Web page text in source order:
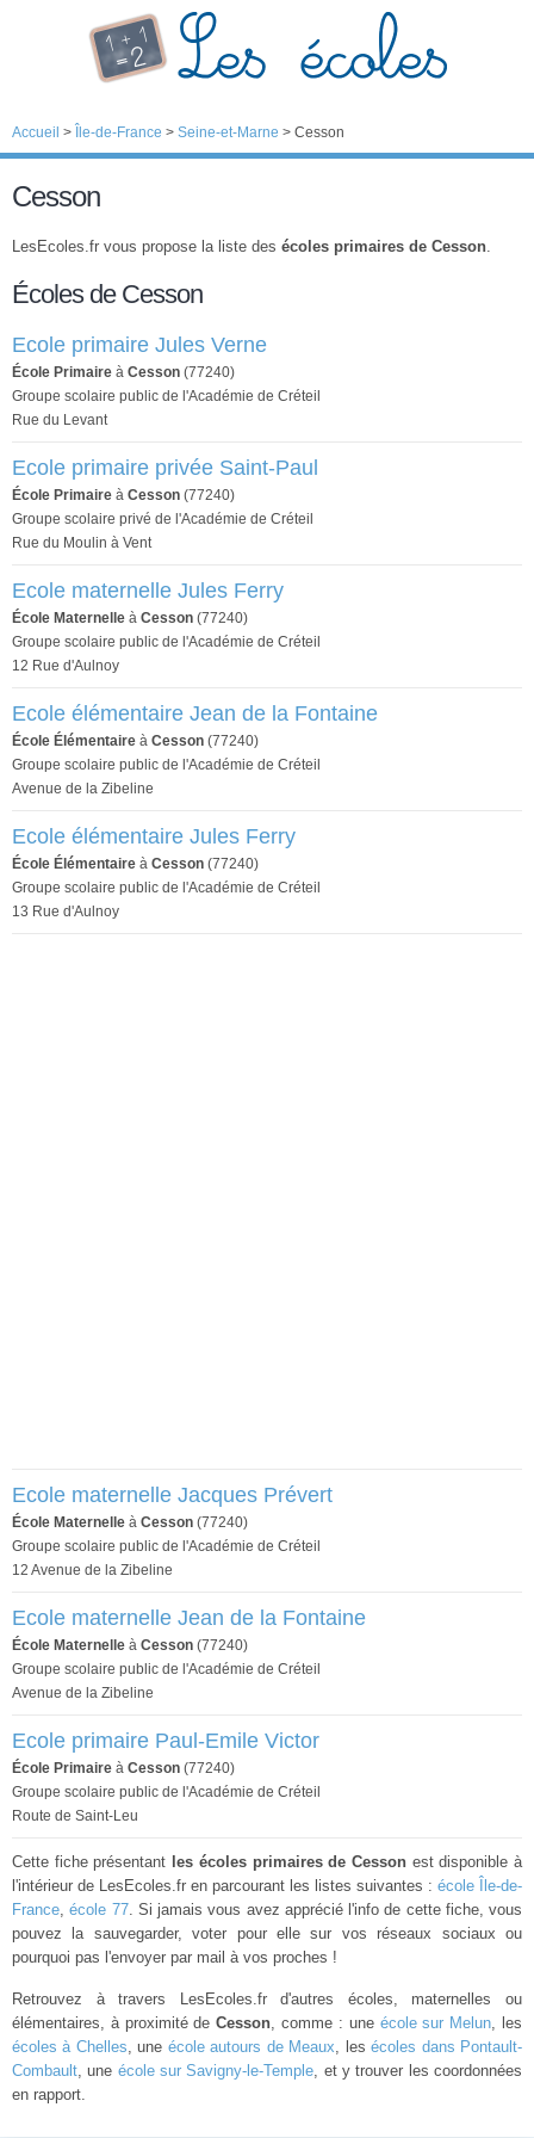
Accueil > Île-de-France > Seine-et-Marne > Cesson
Cesson
LesEcoles.fr vous propose la liste des écoles primaires de Cesson.
Écoles de Cesson
Ecole primaire Jules Verne
École Primaire à Cesson (77240)
Groupe scolaire public de l'Académie de Créteil
Rue du Levant
Ecole primaire privée Saint-Paul
École Primaire à Cesson (77240)
Groupe scolaire privé de l'Académie de Créteil
Rue du Moulin à Vent
Ecole maternelle Jules Ferry
École Maternelle à Cesson (77240)
Groupe scolaire public de l'Académie de Créteil
12 Rue d'Aulnoy
Ecole élémentaire Jean de la Fontaine
École Élémentaire à Cesson (77240)
Groupe scolaire public de l'Académie de Créteil
Avenue de la Zibeline
Ecole élémentaire Jules Ferry
École Élémentaire à Cesson (77240)
Groupe scolaire public de l'Académie de Créteil
13 Rue d'Aulnoy
Ecole maternelle Jacques Prévert
École Maternelle à Cesson (77240)
Groupe scolaire public de l'Académie de Créteil
12 Avenue de la Zibeline
Ecole maternelle Jean de la Fontaine
École Maternelle à Cesson (77240)
Groupe scolaire public de l'Académie de Créteil
Avenue de la Zibeline
Ecole primaire Paul-Emile Victor
École Primaire à Cesson (77240)
Groupe scolaire public de l'Académie de Créteil
Route de Saint-Leu
Cette fiche présentant les écoles primaires de Cessonest disponible à
l'intérieur de LesEcoles.fr en parcourant les listes suivantes : école Île-de-
France,école 77. Si jamais vous avez apprécié l'info de cette fiche, vous
pouvez la sauvegarder, voter pour elle sur vos réseaux sociaux ou
pourquoi pas l'envoyer par mail à vos proches !
Retrouvez à travers LesEcoles.fr d'autres écoles, maternelles ou
élémentaires, à proximité deCesson, comme : une école sur Melun, les
écoles à Chelles, une école autours de Meaux, lesécoles dans Pontault-
Combault, une école sur Savigny-le-Temple, et y trouver les coordonnées
en rapport.